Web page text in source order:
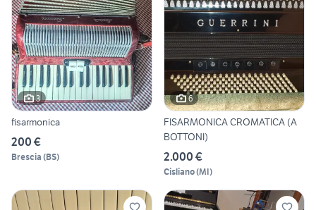
3
fisarmonica
200 €
Brescia (BS)
6
FISARMONICA CROMATICA (A
BOTTONI)
2.000 €
Cisliano(MI)